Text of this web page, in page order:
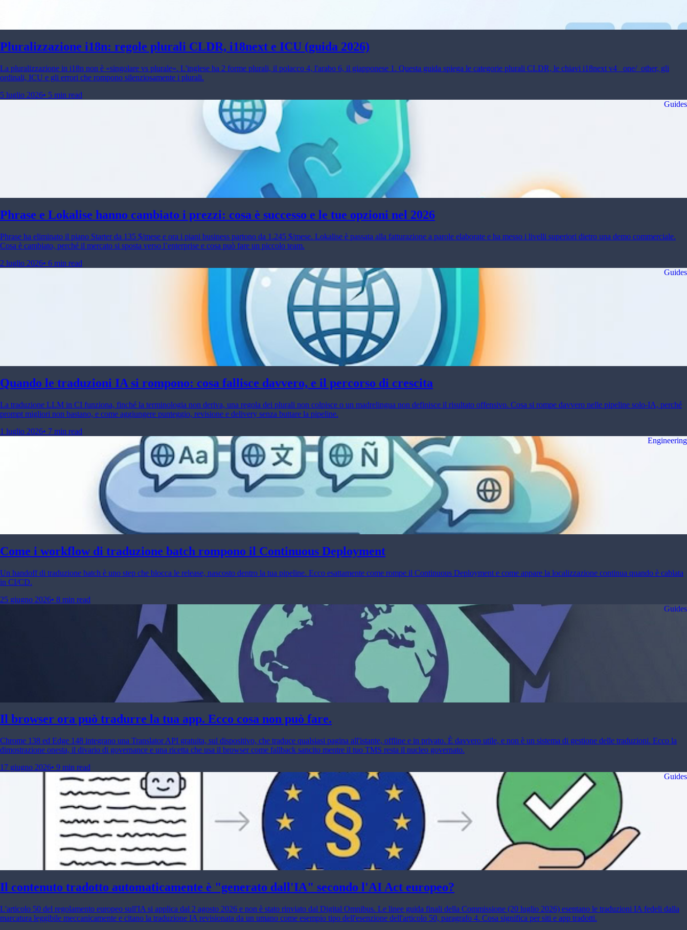
Pluralizzazione i18n: regole plurali CLDR, i18next e ICU (guida 2026)
La pluralizzazione in i18n non è «singolare vs plurale». L'inglese ha 2 forme plurali, il polacco 4, l'arabo 6, il giapponese 1. Questa guida spiega le categorie plurali CLDR, le chiavi i18next v4 _one/_other, gli
ordinali, ICU e gli errori che rompono silenziosamente i plurali.
5 luglio 2026• 5 min read
Guides
Phrase e Lokalise hanno cambiato i prezzi: cosa è successo e le tue opzioni nel 2026
Phrase ha eliminato il piano Starter da 135 $/mese e ora i piani business partono da 1.245 $/mese. Lokalise è passata alla fatturazione a parole elaborate e ha messo i livelli superiori dietro una demo commerciale.
Cosa è cambiato, perché il mercato si sposta verso l’enterprise e cosa può fare un piccolo team.
2 luglio 2026• 6 min read
Guides
Quando le traduzioni IA si rompono: cosa fallisce davvero, e il percorso di crescita
La traduzione LLM in CI funziona, finché la terminologia non deriva, una regola dei plurali non colpisce o un madrelingua non definisce il risultato offensivo. Cosa si rompe davvero nelle pipeline solo-IA, perché
prompt migliori non bastano, e come aggiungere punteggio, revisione e delivery senza buttare la pipeline.
1 luglio 2026• 7 min read
Engineering
Come i workflow di traduzione batch rompono il Continuous Deployment
Un handoff di traduzione batch è uno step che blocca le release, nascosto dentro la tua pipeline. Ecco esattamente come rompe il Continuous Deployment e come appare la localizzazione continua quando è cablata
in CI/CD.
25 giugno 2026• 8 min read
Guides
Il browser ora può tradurre la tua app. Ecco cosa non può fare.
Chrome 138 ed Edge 148 integrano una Translator API gratuita, sul dispositivo, che traduce qualsiasi pagina all'istante, offline e in privato. È davvero utile, e non è un sistema di gestione delle traduzioni. Ecco la
dimostrazione onesta, il divario di governance e una ricetta che usa il browser come fallback sancito mentre il tuo TMS resta il nucleo governato.
17 giugno 2026• 9 min read
Guides
Il contenuto tradotto automaticamente è "generato dall'IA" secondo l'AI Act europeo?
L'articolo 50 del regolamento europeo sull'IA si applica dal 2 agosto 2026 e non è stato rinviato dal Digital Omnibus. Le linee guida finali della Commissione (20 luglio 2026) esentano le traduzioni IA fedeli dalla
marcatura leggibile meccanicamente e citano la traduzione IA revisionata da un umano come esempio tipo dell'esenzione dell'articolo 50, paragrafo 4. Cosa significa per siti e app tradotti.